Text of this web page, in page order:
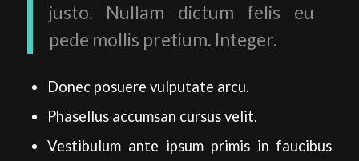
justo. Nullam dictum felis eu
pede mollis pretium. Integer.
Donec posuere vulputate arcu.
Phasellus accumsan cursus velit.
Vestibulum ante ipsum primis in faucibus